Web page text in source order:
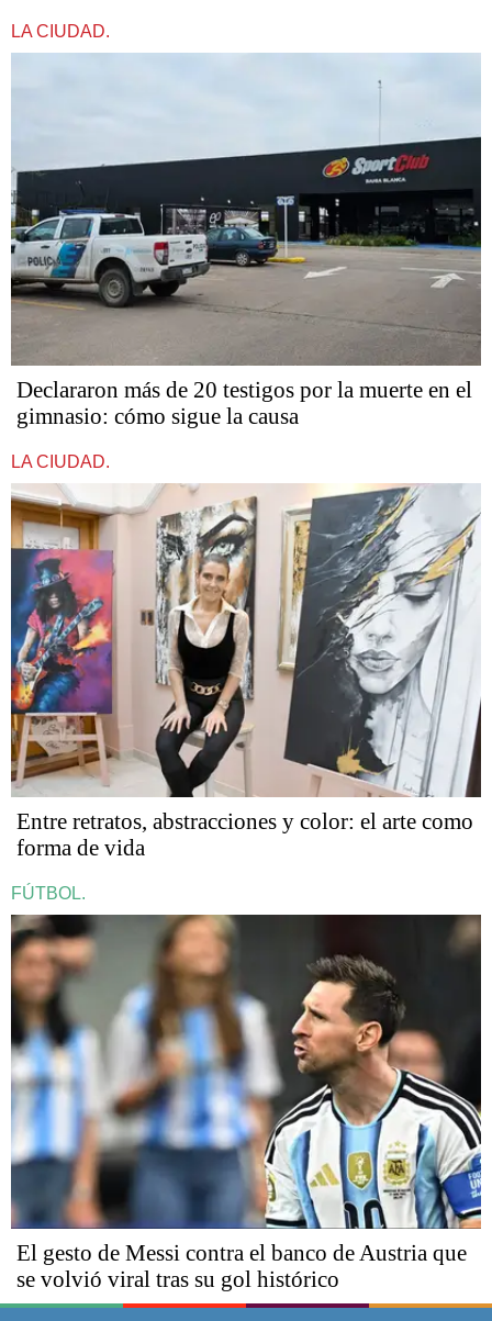
LA CIUDAD.
Declararon más de 20 testigos por la muerte en el
gimnasio: cómo sigue la causa
LA CIUDAD.
Entre retratos, abstracciones y color: el arte como
forma de vida
FÚTBOL.
El gesto de Messi contra el banco de Austria que
se volvió viral tras su gol histórico